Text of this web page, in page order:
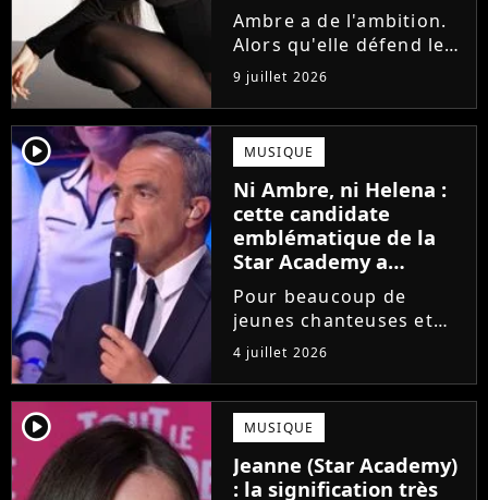
Academy !
Ambre a de l'ambition.
Alors qu'elle défend le
single J'me demande et
qu'elle prépare son
premier album, la
gagnante de la dernière
saison de la Star
Academy annonce les
dates de sa...
9 juillet 2026
player2 MUSIQUE
Ni Ambre, ni Helena :
cette candidate
emblématique de la
Star Academy a
souffert après
l'émission, "J'étais
traitée de potiche"
Pour beaucoup de
jeunes chanteuses et
chanteurs, la Star
Academy est un rêve.
Mais comme l'a rappelé
une ancienne gagnante,
l'émission de TF1 n'est
pas toujours simple à
vivre.
4 juillet 2026
player2 MUSIQUE
Jeanne (Star Academy)
: la signification très